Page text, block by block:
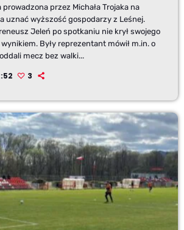
przez Michała Trojaka na
uznać wyższość gospodarzy z Leśnej.
Jeleń po spotkaniu nie krył swojego
Były reprezentant mówił m.in. o
mecz bez walki...
3